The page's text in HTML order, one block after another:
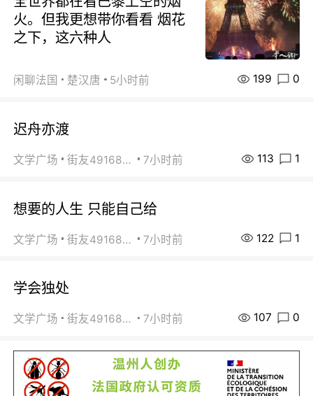
火。但我更想带你看看 烟花
之下，这六种人
闲聊法国 楚汉唐 5小时前 199 0
迟舟亦渡
文学广场 街友49168527 7小时前 113 1
想要的人生 只能自己给
文学广场 街友49168527 7小时前 122 1
学会独处
文学广场 街友49168527 7小时前 107 0